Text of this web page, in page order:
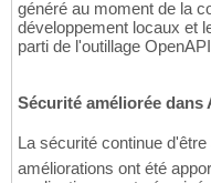
généré au moment de la
développement locaux et
parti de l'outillage
Sécurité améliorée dans
La sécurité continue d'être
améliorations ont été